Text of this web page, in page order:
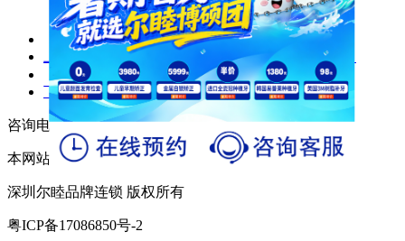
上一篇： 牙齿界的“bug”— 智齿，到底要不要拔？
下一篇：智齿盲袋，你了解多少？
咨询电话：0755-29989525/（00852）4423 8860
本网站信息仅供参考，不能作为诊疗及医疗依据
深圳尔睦品牌连锁 版权所有
粤ICP备17086850号-2